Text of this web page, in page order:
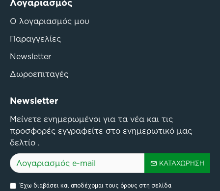
Λογαριασμός
Ο λογαριασμός μου
Παραγγελίες
Newsletter
Δωροεπιταγές
Newsletter
Μείνετε ενημερωμένοι για τα νέα και τις
προσφορές εγγραφείτε στο ενημερωτικό μας
δελτίο .
ΚΑΤΑΧΏΡΗΣΗ
Έχω διαβάσει και αποδέχομαι τους όρους στη σελίδα